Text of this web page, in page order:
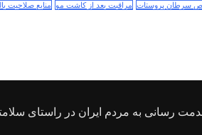
سرطان پروستات مراقبت بعد از کاشت مو منابع صلاحیت